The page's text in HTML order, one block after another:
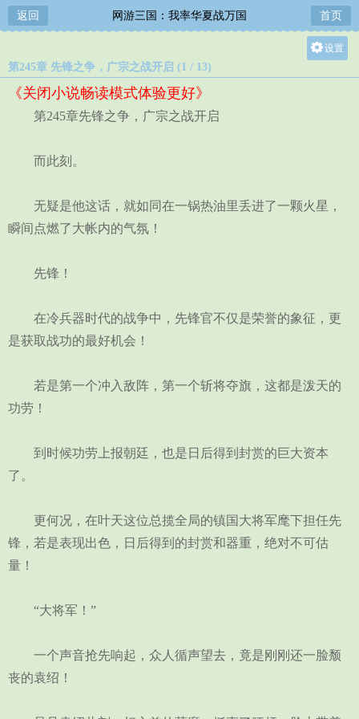
返回 网游三国：我率华夏战万国 首页
设置
第245章 先锋之争，广宗之战开启 (1 / 13)
《关闭小说畅读模式体验更好》
第245章先锋之争，广宗之战开启
而此刻。
无疑是他这话，就如同在一锅热油里丢进了一颗火星，
瞬间点燃了大帐内的气氛！
先锋！
在冷兵器时代的战争中，先锋官不仅是荣誉的象征，更
是获取战功的最好机会！
若是第一个冲入敌阵，第一个斩将夺旗，这都是泼天的
功劳！
到时候功劳上报朝廷，也是日后得到封赏的巨大资本
了。
更何况，在叶天这位总揽全局的镇国大将军麾下担任先
锋，若是表现出色，日后得到的封赏和器重，绝对不可估
量！
“大将军！”
一个声音抢先响起，众人循声望去，竟是刚刚还一脸颓
丧的袁绍！